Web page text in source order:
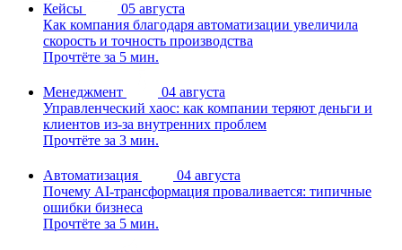
Кейсы
05 августа
Как компания благодаря автоматизации увеличила
скорость и точность производства
Прочтёте за 5 мин.
Менеджмент
04 августа
Управленческий хаос: как компании теряют деньги и
клиентов из-за внутренних проблем
Прочтёте за 3 мин.
Автоматизация
04 августа
Почему AI-трансформация проваливается: типичные
ошибки бизнеса
Прочтёте за 5 мин.